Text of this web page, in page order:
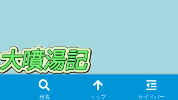
© 2018 大噴湯記.
検索 トップ サイドバー